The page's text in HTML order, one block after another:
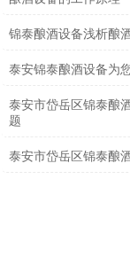
锦泰酿酒设备浅析酿
泰安锦泰酿酒设备为
泰安市岱岳区锦泰酿
题
泰安市岱岳区锦泰酿